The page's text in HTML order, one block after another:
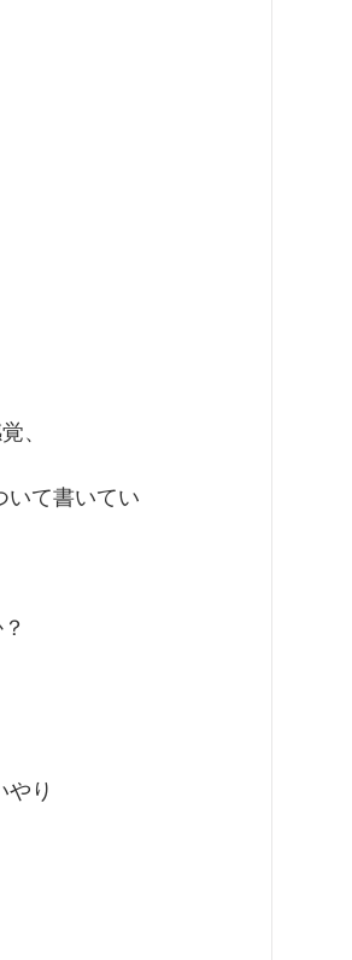
、
いて書いてい
やり